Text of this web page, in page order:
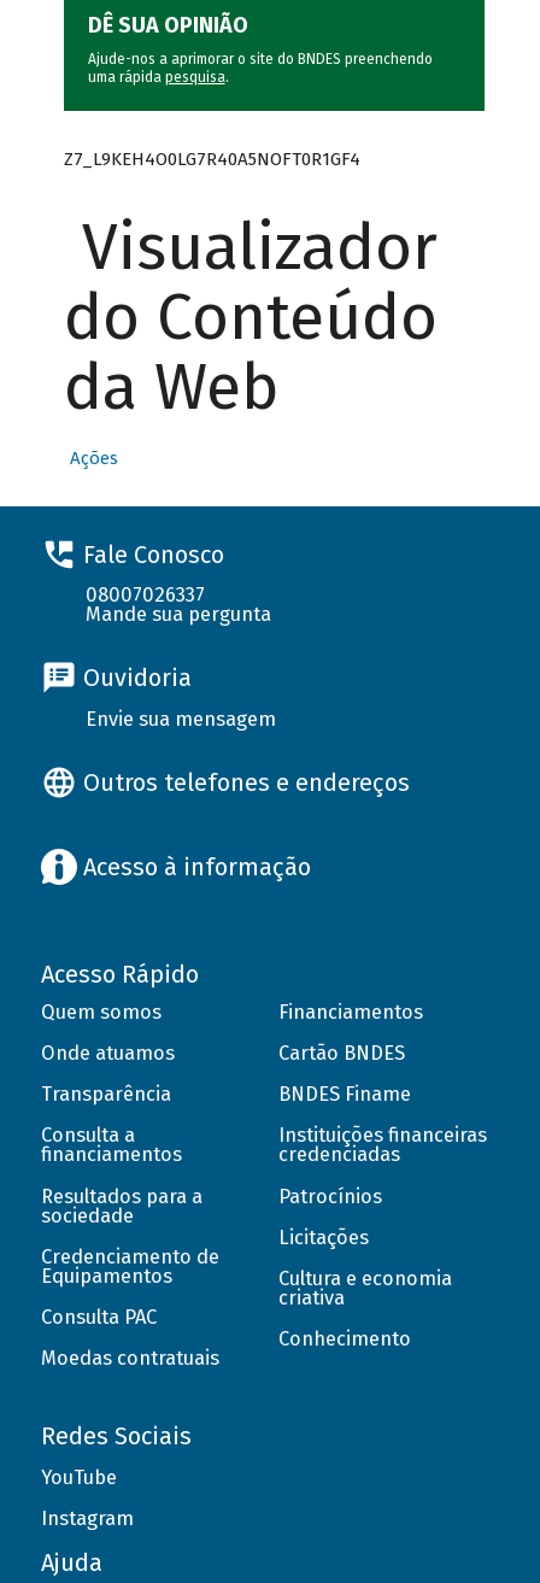
DÊ SUA OPINIÃO
Ajude-nos a aprimorar o site do BNDES preenchendo
uma rápida pesquisa.
Z7_L9KEH4O0LG7R40A5NOFT0R1GF4
Visualizador
do Conteúdo
da Web
Ações
Fale Conosco
08007026337
Mande sua pergunta
Ouvidoria
Envie sua mensagem
Outros telefones e endereços
Acesso à informação
Acesso Rápido
Quem somos
Onde atuamos
Transparência
Consulta a
financiamentos
Resultados para a
sociedade
Credenciamento de
Equipamentos
Consulta PAC
Moedas contratuais
Financiamentos
Cartão BNDES
BNDES Finame
Instituições financeiras
credenciadas
Patrocínios
Licitações
Cultura e economia
criativa
Conhecimento
Redes Sociais
YouTube
Instagram
Ajuda